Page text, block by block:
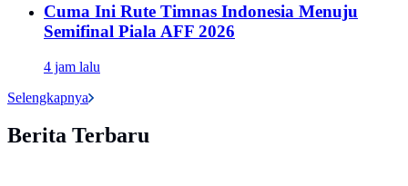
Cuma Ini Rute Timnas Indonesia Menuju
Semifinal Piala AFF 2026
4 jam lalu
Selengkapnya
Berita Terbaru